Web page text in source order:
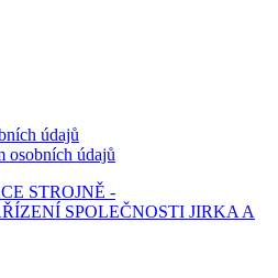
údajů
osobních údajů
STROJNĚ -
SPOLEČNOSTI JIRKA A